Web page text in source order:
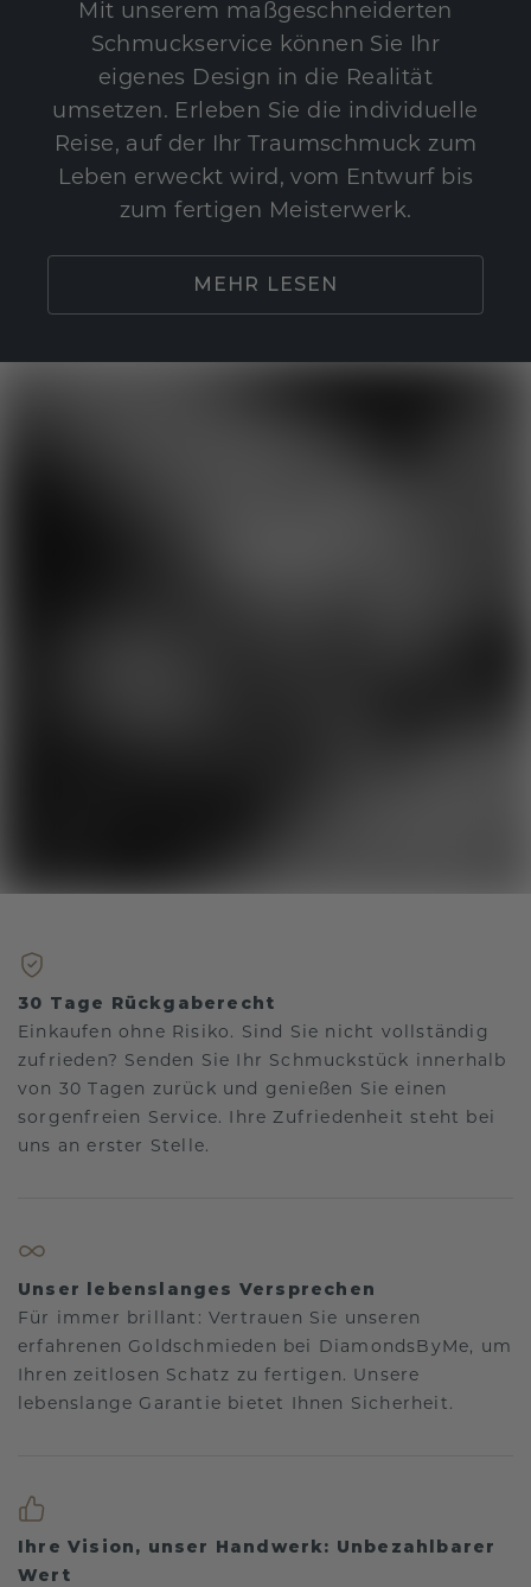
Mit unserem maßgeschneiderten
Schmuckservice können Sie Ihr
eigenes Design in die Realität
umsetzen. Erleben Sie die individuelle
Reise, auf der Ihr Traumschmuck zum
Leben erweckt wird, vom Entwurf bis
zum fertigen Meisterwerk.
MEHR LESEN
30 Tage Rückgaberecht
Einkaufen ohne Risiko. Sind Sie nicht vollständig
zufrieden? Senden Sie Ihr Schmuckstück innerhalb
von 30 Tagen zurück und genießen Sie einen
sorgenfreien Service. Ihre Zufriedenheit steht bei
uns an erster Stelle.
Unser lebenslanges Versprechen
Für immer brillant: Vertrauen Sie unseren
erfahrenen Goldschmieden bei DiamondsByMe, um
Ihren zeitlosen Schatz zu fertigen. Unsere
lebenslange Garantie bietet Ihnen Sicherheit.
Ihre Vision, unser Handwerk: Unbezahlbarer
Wert